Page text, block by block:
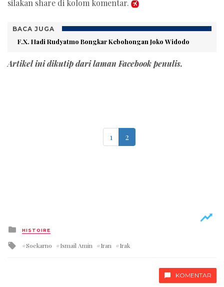
silakan share di kolom komentar.
BACA JUGA
F.X. Hadi Rudyatmo Bongkar Kebohongan Joko Widodo
Artikel ini dikutip dari laman Facebook penulis.
1 2
Posted
in
HISTOIRE
Tagged
Soekarno Ismail Amin Iran Irak
KOMENTAR